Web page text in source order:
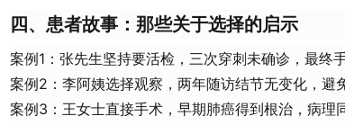
​四、患者故事：那些关于选择的启示​
案例1：张先生坚持要活检，三次穿刺未确诊，最终
案例2：李阿姨选择观察，两年随访结节无变化，避
案例3：王女士直接手术，早期肺癌得到根治，病理